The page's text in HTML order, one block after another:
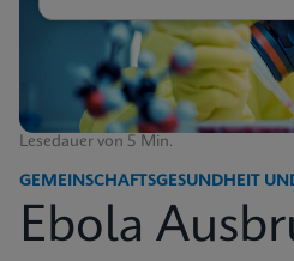
Lesedauer von 5 Min.
GEMEINSCHAFTSGESUNDHEIT
Ebola